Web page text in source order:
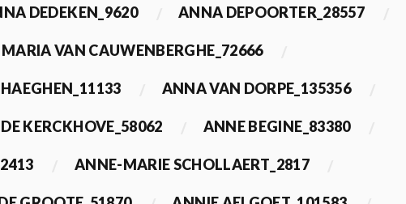
DEDEKEN_9620 ANNA DEPOORTER_28557
VAN CAUWENBERGHE_72666
ANNA VAN DORPE_135356
KERCKHOVE_58062 ANNE BEGINE_83380
ANNE-MARIE SCHOLLAERT_2817